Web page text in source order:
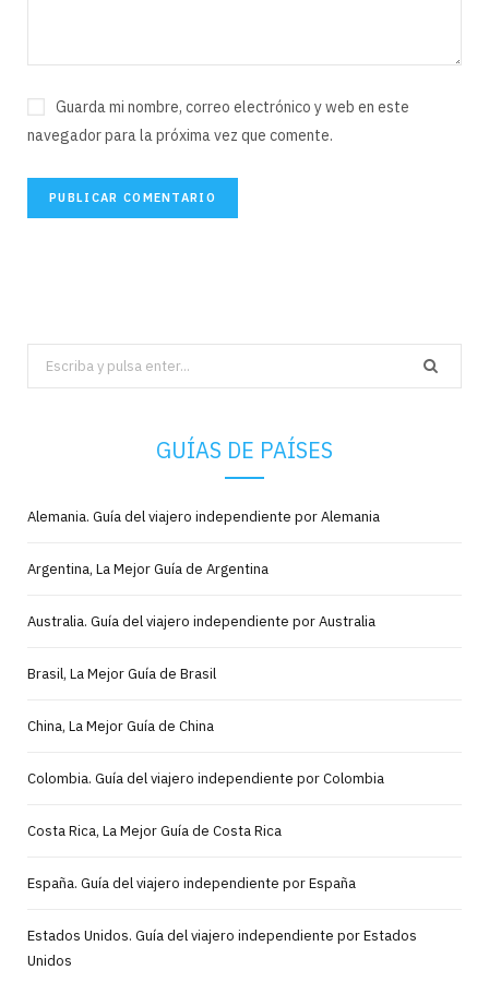
Guarda mi nombre, correo electrónico y web en este
navegador para la próxima vez que comente.
Search
for:
GUÍAS DE PAÍSES
Alemania. Guía del viajero independiente por Alemania
Argentina, La Mejor Guía de Argentina
Australia. Guía del viajero independiente por Australia
Brasil, La Mejor Guía de Brasil
China, La Mejor Guía de China
Colombia. Guía del viajero independiente por Colombia
Costa Rica, La Mejor Guía de Costa Rica
España. Guía del viajero independiente por España
Estados Unidos. Guía del viajero independiente por Estados
Unidos